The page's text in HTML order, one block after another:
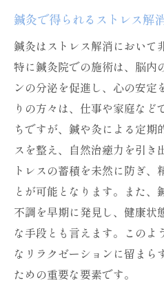
鍼灸がもたらす集
鍼灸院での体調管
鍼灸院でストレスを軽
す方法
ストレスと鍼灸の
自然治癒力を高め
鍼灸院でのリラッ
鍼灸が心にもたら
日常のストレスケ
名古屋市中区で心
鍼灸とマッサージの組
癒す
鍼灸で得られるストレス解
鍼灸はストレス解消において
特に鍼灸院での施術は、脳内
ンの分泌を促進し、心の安定
りの方々は、仕事や家庭な
ちですが、鍼や灸による定期
スを整え、自然治癒力を引き
トレスの蓄積を未然に防ぎ、
とが可能となります。また
不調を早期に発見し、健康状
な手段とも言えます。このよ
なリラクゼーションに留まら
ための重要な要素です。